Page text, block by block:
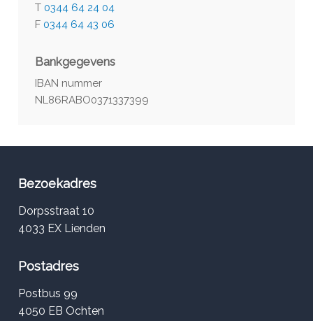
T 0344 64 24 04
F 0344 64 43 06
Bankgegevens
IBAN nummer
NL86RABO0371337399
Bezoekadres
Dorpsstraat 10
4033 EX Lienden
Postadres
Postbus 99
4050 EB Ochten